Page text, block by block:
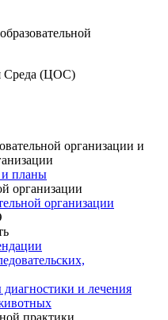
Среда (ЦОС)
организации и
и планы
организации
организации
и лечения
практики